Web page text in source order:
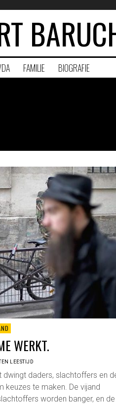
FAMILIE BIOGRAFIE
WERKT.
LEESTIJD
dwingt daders, slachtoffers en
keuzes te maken. De vijand
worden banger, en de